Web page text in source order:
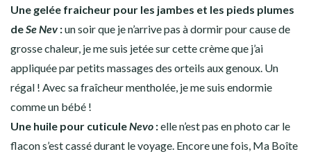
Une gelée fraicheur pour les jambes et les pieds plumes
deSe Nev :un soir que je n’arrive pas à dormir pour cause de
grosse chaleur, je me suis jetée sur cette crème que j’ai
appliquée par petits massages des orteils aux genoux. Un
régal ! Avec sa fraîcheur mentholée, je me suis endormie
comme un bébé !
Une huile pour cuticuleNevo :elle n’est pas en photo car le
flacon s’est cassé durant le voyage. Encore une fois, Ma Boîte